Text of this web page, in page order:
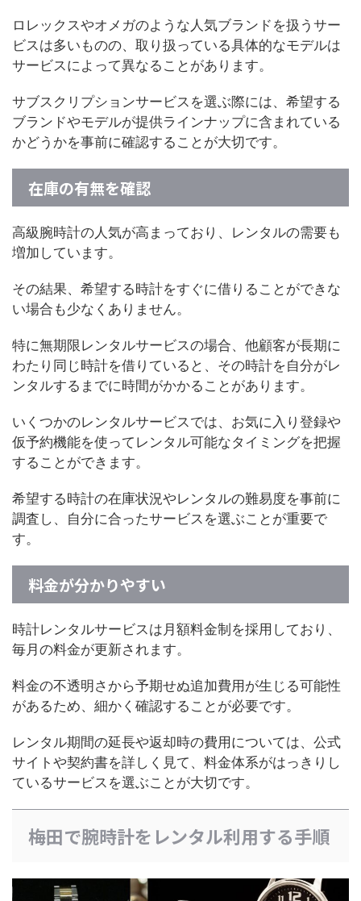
ロレックスやオメガのような人気ブランドを扱うサー
ビスは多いものの、取り扱っている具体的なモデルは
サービスによって異なることがあります。
サブスクリプションサービスを選ぶ際には、希望する
ブランドやモデルが提供ラインナップに含まれている
かどうかを事前に確認することが大切です。
在庫の有無を確認
高級腕時計の人気が高まっており、レンタルの需要も
増加しています。
その結果、希望する時計をすぐに借りることができな
い場合も少なくありません。
特に無期限レンタルサービスの場合、他顧客が長期に
わたり同じ時計を借りていると、その時計を自分がレ
ンタルするまでに時間がかかることがあります。
いくつかのレンタルサービスでは、お気に入り登録や
仮予約機能を使ってレンタル可能なタイミングを把握
することができます。
希望する時計の在庫状況やレンタルの難易度を事前に
調査し、自分に合ったサービスを選ぶことが重要で
す。
料金が分かりやすい
時計レンタルサービスは月額料金制を採用しており、
毎月の料金が更新されます。
料金の不透明さから予期せぬ追加費用が生じる可能性
があるため、細かく確認することが必要です。
レンタル期間の延長や返却時の費用については、公式
サイトや契約書を詳しく見て、料金体系がはっきりし
ているサービスを選ぶことが大切です。
梅田で腕時計をレンタル利用する手順